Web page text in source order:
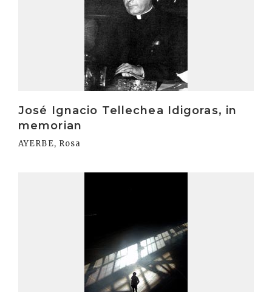
José Ignacio Tellechea Idigoras, in
memorian
AYERBE, Rosa